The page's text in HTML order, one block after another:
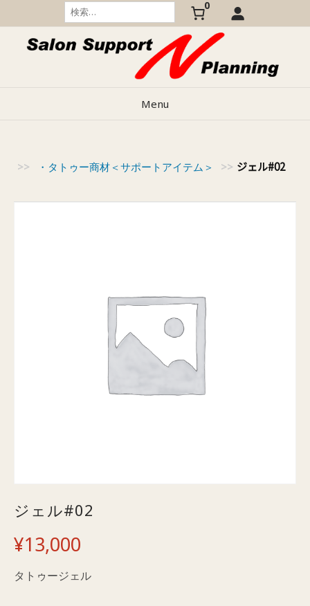
to
content
検
索:
0
Menu
>> ・タトゥー商材＜サポートアイテム＞ >> ジェル#02
ジェル#02
¥13,000
タトゥージェル